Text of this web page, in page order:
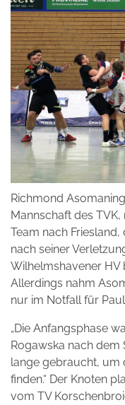
Richmond
Mannschaft des
Team nach
nach seiner
Wilhelmshavener HV
Allerdings nahm
nur im Notfall für
„Die Anfangsphase
Rogawska nach dem
lange gebraucht, um
finden.“ Der Knoten
vom TV